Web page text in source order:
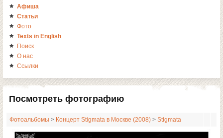
Афиша
Статьи
Фото
Texts in English
Поиск
О нас
Ссылки
Посмотреть фотографию
Фотоальбомы > Концерт Stigmata в Москве (2008) > Stigmata